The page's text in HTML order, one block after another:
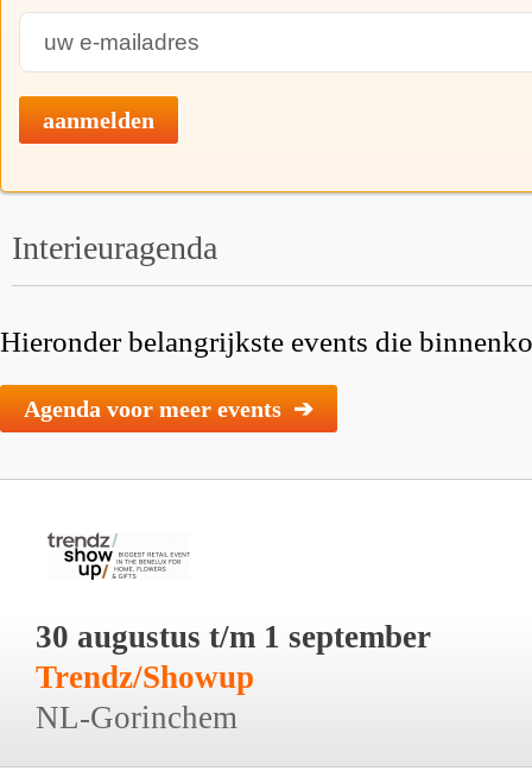
aanmelden
Interieuragenda
Hieronder belangrijkste events die
Agenda voor meer events ➔
30 augustus t/m 1 september
Trendz/Showup
NL-Gorinchem